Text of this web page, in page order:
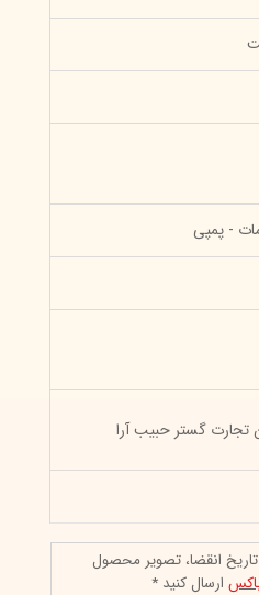
- پمپی
گستر حبیب آرا
انقضا، تصویر محصول
ارسال کنید *